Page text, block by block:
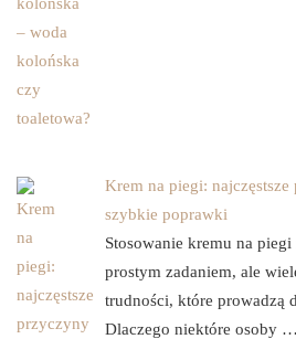
Krem na piegi:
szybkie poprawki
Stosowanie kremu na
prostym zadaniem, ale
trudności, które prowadzą
Dlaczego niektóre osoby …